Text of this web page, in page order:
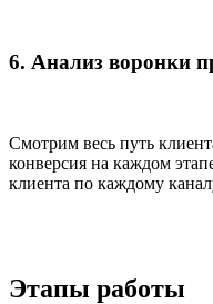
6. Анализ воронки
Смотрим весь путь
конверсия на каждом
клиента по каждому
Этапы работы